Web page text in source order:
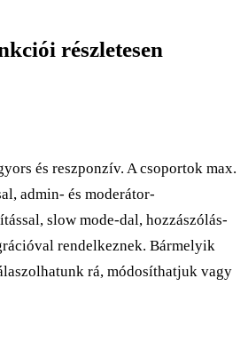
részletesen
és reszponzív. A csoportok max.
admin- és moderátor-
slow mode-dal, hozzászólás-
rendelkeznek. Bármelyik
rá, módosíthatjuk vagy